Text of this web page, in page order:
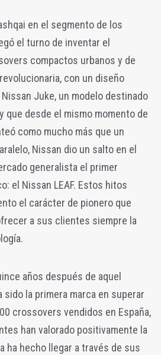
en el segmento de los
el turno de inventar el
compactos urbanos y de
con un diseño
Juke, un modelo destinado
que desde el mismo momento de
como mucho más que un
Nissan dio un salto en el
generalista el primer
el Nissan LEAF. Estos hitos
el carácter de pionero que
a sus clientes siempre la
años después de aquel
sido la primera marca en superar
crossovers vendidos en España,
han valorado positivamente la
ha hecho llegar a través de sus